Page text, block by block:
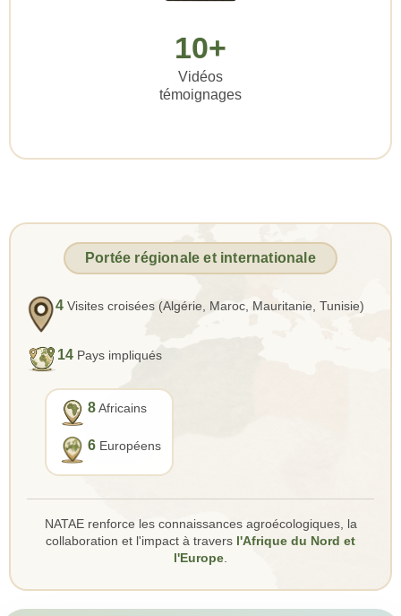
10+
Vidéos
témoignages
Portée régionale et internationale
4 Visites croisées (Algérie, Maroc, Mauritanie, Tunisie)
14 Pays impliqués
8Africains
6 Européens
NATAE renforce les connaissances agroécologiques, la
collaboration et l'impact à travers l'Afrique du Nord et
l'Europe